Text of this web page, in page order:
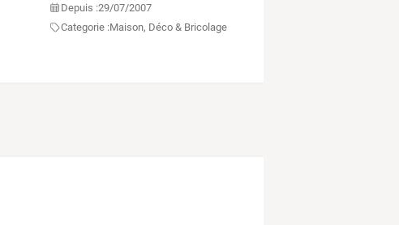
Depuis :29/07/2007
Categorie :Maison, Déco & Bricolage